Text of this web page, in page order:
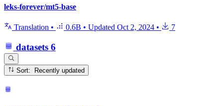
leks-forever/mt5-base
Translation • 0.6B • Updated Oct 2, 2024 • 7
datasets 6
Sort: Recently updated